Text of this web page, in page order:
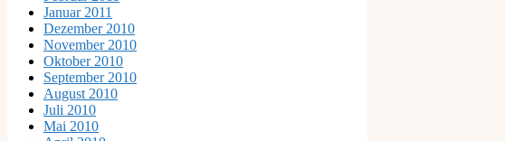
Januar 2011
Dezember 2010
November 2010
Oktober 2010
September 2010
August 2010
Juli 2010
Mai 2010